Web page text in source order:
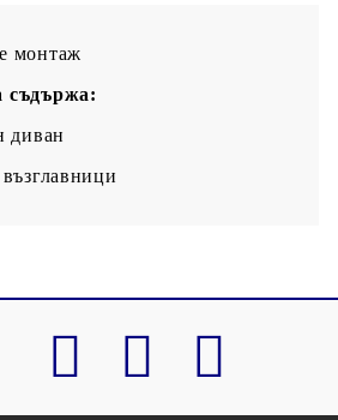
монтаж
съдържа:
диван